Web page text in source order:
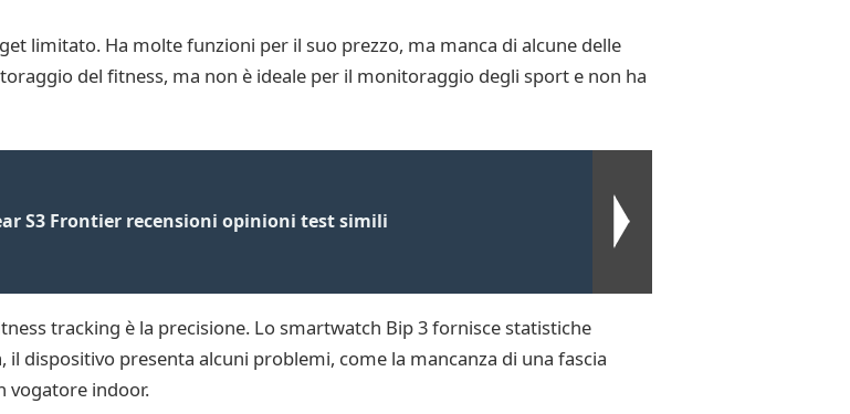
limitato. Ha molte funzioni per il suo prezzo, ma manca di alcune delle
del fitness, ma non è ideale per il monitoraggio degli sport e non ha
S3 Frontier recensioni opinioni test simili
tracking è la precisione. Lo smartwatch Bip 3 fornisce statistiche
dispositivo presenta alcuni problemi, come la mancanza di una fascia
vogatore indoor.